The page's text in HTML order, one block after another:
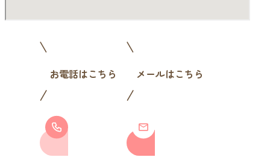
お電話はこちら メールはこちら